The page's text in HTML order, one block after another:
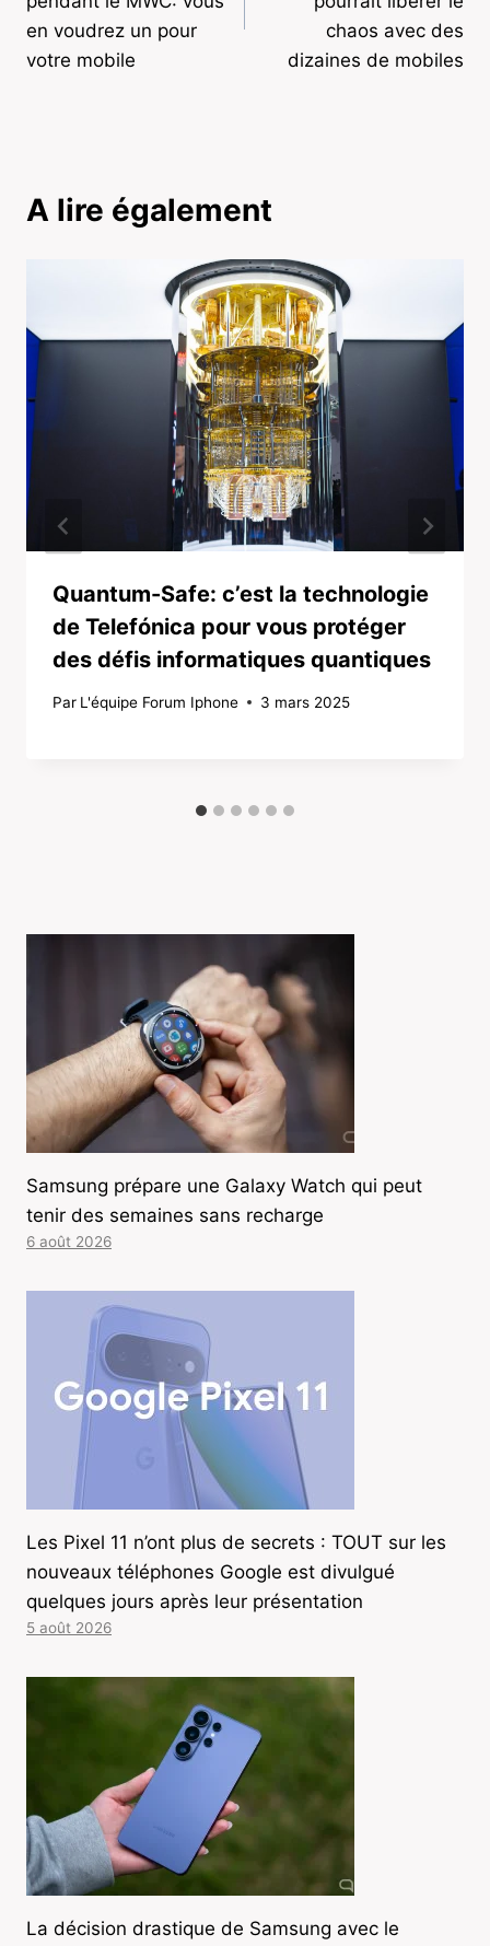
en voudrez un pour
votre mobile
chaos avec des
dizaines de mobiles
A lire également
Quantum-Safe: c’est la technologie
de Telefónica pour vous protéger
des défis informatiques quantiques
Par L'équipe Forum Iphone 3 mars 2025
Samsung prépare une Galaxy Watch qui peut
tenir des semaines sans recharge
6 août 2026
Les Pixel 11 n’ont plus de secrets : TOUT sur les
nouveaux téléphones Google est divulgué
quelques jours après leur présentation
5 août 2026
La décision drastique de Samsung avec le